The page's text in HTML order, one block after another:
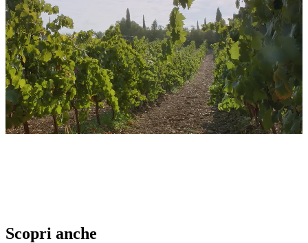
Scopri anche